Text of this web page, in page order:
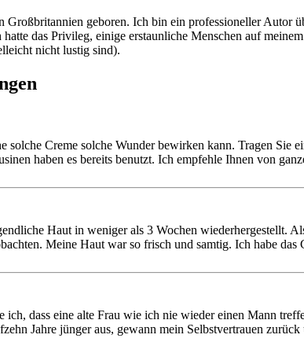
geboren. Ich bin ein professioneller Autor
hatte das Privileg, einige erstaunliche Menschen auf
nicht lustig sind).
solche Creme solche Wunder bewirken kann. Tragen
haben es bereits benutzt. Ich empfehle Ihnen von
Haut in weniger als 3 Wochen wiederhergestellt.
Meine Haut war so frisch und samtig. Ich habe
ich, dass eine alte Frau wie ich nie wieder einen Mann
Jahre jünger aus, gewann mein Selbstvertrauen